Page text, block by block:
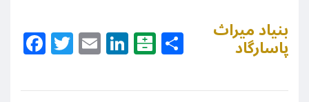
Facebook
Twitter
EmailLinkedIn
Balatarin
Share
بنیاد میراث
پاسارگاد